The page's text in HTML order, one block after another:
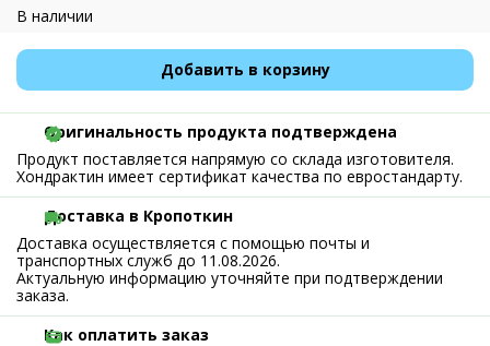
В наличии
Добавить в корзину
Оригинальность продукта подтверждена
Продукт поставляется напрямую со склада изготовителя.
Хондрактин имеет сертификат качества по евростандарту.
Доставка в Кропоткин
Доставка осуществляется с помощью почты и
транспортных служб до 11.08.2026.
Актуальную информацию уточняйте при подтверждении
заказа.
Как оплатить заказ